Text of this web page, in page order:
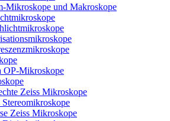
Mikroskope und Makroskope
OP-Mikroskope
Zeiss Mikroskope
Stereomikroskope
Zeiss Mikroskope